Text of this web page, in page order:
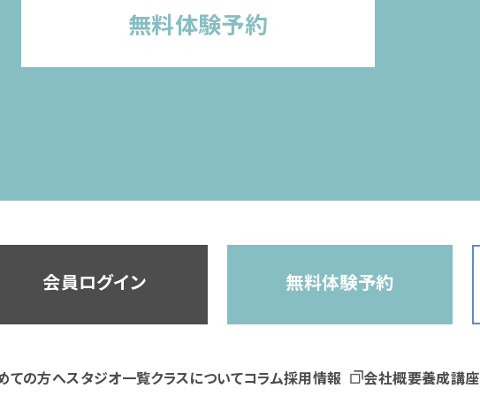
無料体験予約
会員ログイン 無料体験予約
ての方へスタジオ一覧クラスについて コラム採用情報 会社概要養成講座